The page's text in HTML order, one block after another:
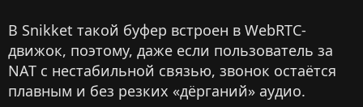
В Snikket такой буфер встроен в WebRTC-
движок, поэтому, даже если пользователь за
NAT с нестабильной связью, звонок остаётся
плавным и без резких «дёрганий» аудио.